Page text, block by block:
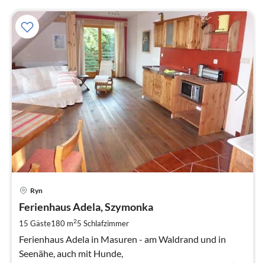
Ryn
Ferienhaus Adela, Szymonka
15 Gäste180 m25 Schlafzimmer
Ferienhaus Adela in Masuren - am Waldrand und in
Seenähe, auch mit Hunde,